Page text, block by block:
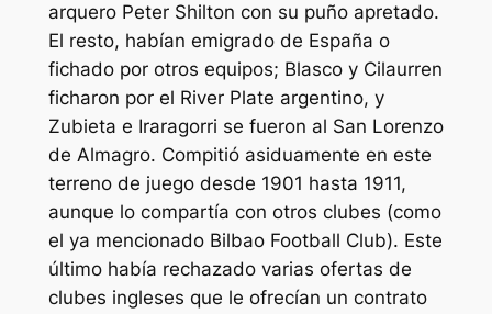
arquero Peter Shilton con su puño apretado.
El resto, habían emigrado de España o
fichado por otros equipos; Blasco y Cilaurren
ficharon por el River Plate argentino, y
Zubieta e Iraragorri se fueron al San Lorenzo
de Almagro. Compitió asiduamente en este
terreno de juego desde 1901 hasta 1911,
aunque lo compartía con otros clubes (como
el ya mencionado Bilbao Football Club). Este
último había rechazado varias ofertas de
clubes ingleses que le ofrecían un contrato